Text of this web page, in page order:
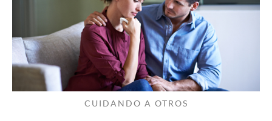
CUIDANDO A OTROS